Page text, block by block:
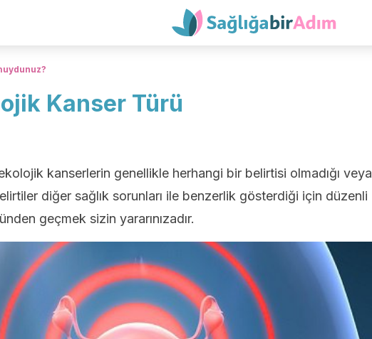
Kanser Türü
kanserlerin genellikle herhangi bir belirtisi olmadığı veya
diğer sağlık sorunları ile benzerlik gösterdiği için düzenli
geçmek sizin yararınızadır.